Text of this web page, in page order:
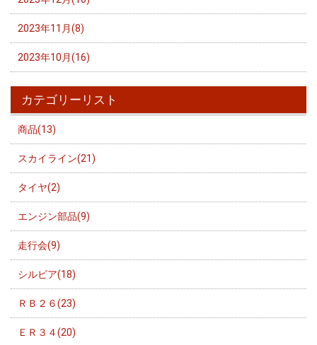
2023年11月(8)
2023年10月(16)
カテゴリーリスト
商品(13)
スカイライン(21)
タイヤ(2)
エンジン部品(9)
走行会(9)
シルビア(18)
ＲＢ２６(23)
ＥＲ３４(20)